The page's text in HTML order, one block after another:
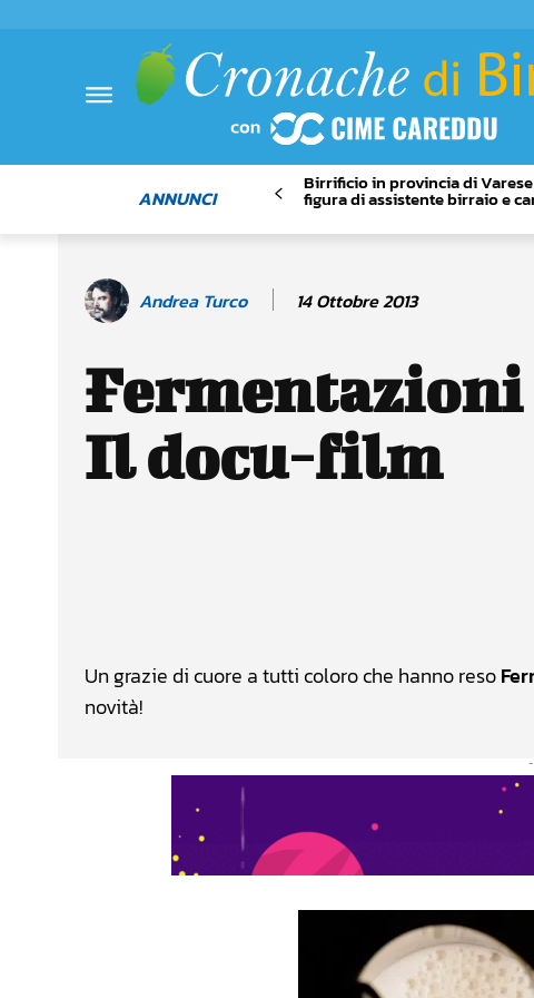
ANNUNCI
Birrificio in provincia di
figura di assistente birraio e
Andrea Turco 14 Ottobre 2013
Fermentazioni
Il docu-film
Un grazie di cuore a tutti coloro che hanno reso
novità!